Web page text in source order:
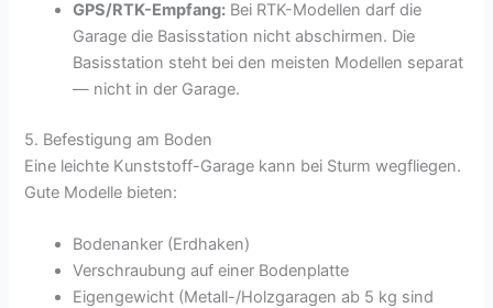
GPS/RTK-Empfang: Bei RTK-Modellen darf die
Garage die Basisstation nicht abschirmen. Die
Basisstation steht bei den meisten Modellen separat
— nicht in der Garage.
5. Befestigung am Boden
Eine leichte Kunststoff-Garage kann bei Sturm wegfliegen.
Gute Modelle bieten:
Bodenanker (Erdhaken)
Verschraubung auf einer Bodenplatte
Eigengewicht (Metall-/Holzgaragen ab 5 kg sind